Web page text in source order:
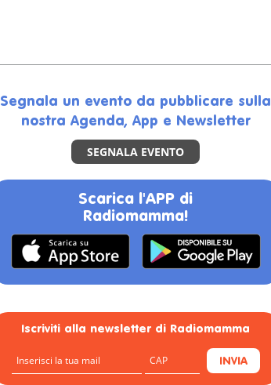
Segnala un evento da pubblicare sulla
nostra Agenda, App e Newsletter
SEGNALA EVENTO
Scarica l'APP di
Radiomamma!
Iscriviti alla newsletter di Radiomamma
INVIA